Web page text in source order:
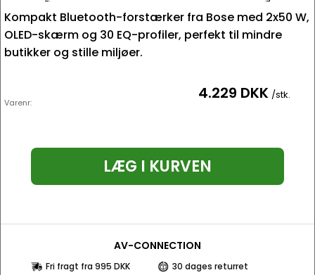
Kompakt Bluetooth-forstærker fra Bose med 2x50 W,
OLED-skærm og 30 EQ-profiler, perfekt til mindre
butikker og stille miljøer.
Varenr: 4.229 DKK /stk.
LÆG I KURVEN
AV-CONNECTION
Fri fragt fra 995 DKK
30 dages returret